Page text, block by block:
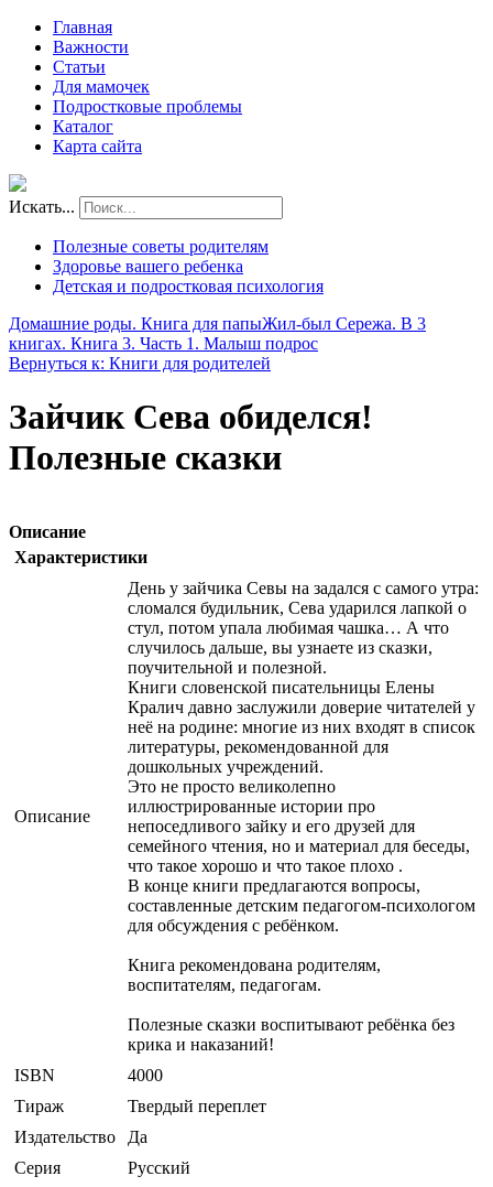
Главная
Важности
Статьи
Для мамочек
Подростковые проблемы
Каталог
Карта сайта
Искать...
Полезные советы родителям
Здоровье вашего ребенка
Детская и подростковая психология
Домашние роды. Книга для папыЖил-был Сережа. В 3
книгах. Книга 3. Часть 1. Малыш подрос
Вернуться к: Книги для родителей
Зайчик Сева обиделся!
Полезные сказки
Описание
Характеристики
Описание
День у зайчика Севы на задался с самого утра:
сломался будильник, Сева ударился лапкой о
стул, потом упала любимая чашка… А что
случилось дальше, вы узнаете из сказки,
поучительной и полезной.
Книги словенской писательницы Елены
Кралич давно заслужили доверие читателей у
неё на родине: многие из них входят в список
литературы, рекомендованной для
дошкольных учреждений.
Это не просто великолепно
иллюстрированные истории про
непоседливого зайку и его друзей для
семейного чтения, но и материал для беседы,
что такое хорошо и что такое плохо .
В конце книги предлагаются вопросы,
составленные детским педагогом-психологом
для обсуждения с ребёнком.
Книга рекомендована родителям,
воспитателям, педагогам.
Полезные сказки воспитывают ребёнка без
крика и наказаний!
ISBN
4000
Тираж
Твердый переплет
Издательство
Да
Серия
Русский